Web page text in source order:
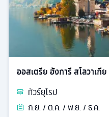
ออสเตรีย ฮังการี สโลวาเกี
ทัวร์ยุโรป
ก.ย. / ต.ค. / พ.ย. / ธ.ค.